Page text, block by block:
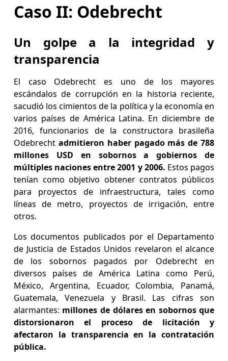
Caso II: Odebrecht
Un golpe a la integridad y
transparencia
El caso Odebrecht es uno de los mayores
escándalos de corrupción en la historia reciente,
sacudió los cimientos de la política y la economía en
varios países de América Latina. En diciembre de
2016, funcionarios de la constructora brasileña
Odebrecht admitieron haber pagado más de 788
millones USD en sobornos a gobiernos de
múltiples naciones entre 2001 y 2006. Estos pagos
tenían como objetivo obtener contratos públicos
para proyectos de infraestructura, tales como
líneas de metro, proyectos de irrigación, entre
otros.
Los documentos publicados por el Departamento
de Justicia de Estados Unidos revelaron el alcance
de los sobornos pagados por Odebrecht en
diversos países de América Latina como Perú,
México, Argentina, Ecuador, Colombia, Panamá,
Guatemala, Venezuela y Brasil. Las cifras son
alarmantes: millones de dólares en sobornos que
distorsionaron el proceso de licitación y
afectaron la transparencia en la contratación
pública.